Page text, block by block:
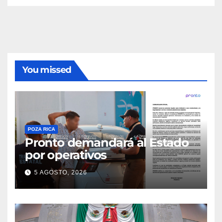
You missed
POZA RICA
Pronto demandará al Estado
por operativos
5 AGOSTO, 2026